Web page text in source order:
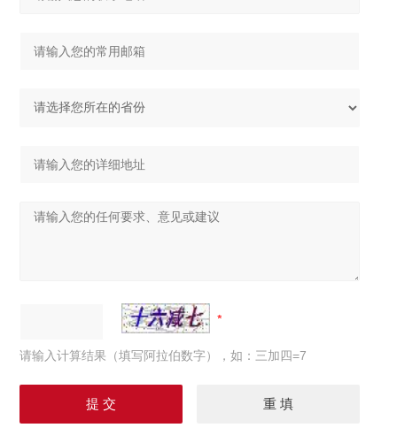
请输入计算结果（填写阿拉伯数字），如：三加四=7